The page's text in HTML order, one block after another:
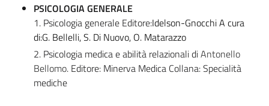
PSICOLOGIA GENERALE
1. Psicologia generale Editore:Idelson-Gnocchi A cura
di:G. Bellelli, S. Di Nuovo, O. Matarazzo
2. Psicologia medica e abilità relazionali diAntonello
Bellomo. Editore: Minerva Medica Collana: Specialità
mediche